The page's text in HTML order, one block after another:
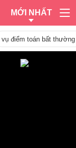
MỚI NHẤT
vụ điểm toán bất